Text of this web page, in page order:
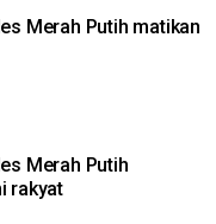
Putih matikan
Merah Putih
rakyat